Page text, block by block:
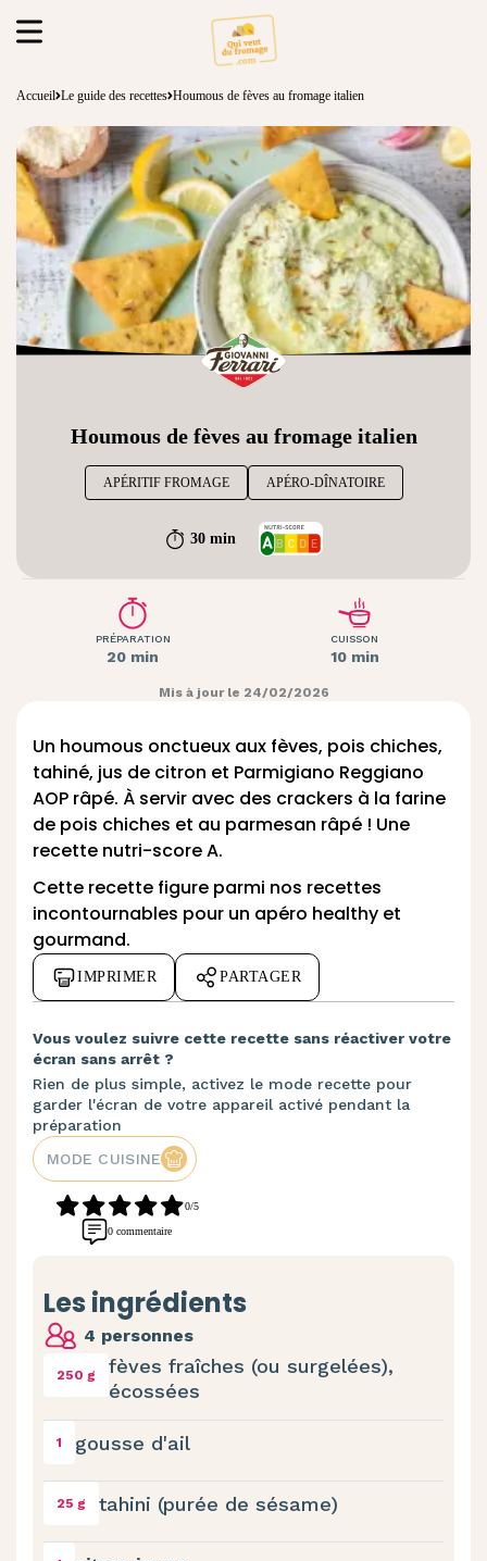
Accueil Le guide des recettes Houmous de fèves au fromage italien
Houmous de fèves au fromage italien
APÉRITIF FROMAGE APÉRO-DÎNATOIRE
30 min
PRÉPARATION
20 min
CUISSON
10 min
Mis à jour le 24/02/2026
Un houmous onctueux aux fèves, pois chiches,
tahiné, jus de citron et Parmigiano Reggiano
AOP râpé. À servir avec des crackers à la farine
de pois chiches et au parmesan râpé ! Une
recette nutri-score A.
Cette recette figure parmi nos recettes
incontournables pour un apéro healthy et
gourmand.
IMPRIMER PARTAGER
Vous voulez suivre cette recette sans réactiver votre
écran sans arrêt ?
Rien de plus simple, activez le mode recette pour
garder l'écran de votre appareil activé pendant la
préparation
MODE CUISINE
0/5
0 commentaire
Les ingrédients
4 personnes
250 g
fèves fraîches (ou surgelées),
écossées
1 gousse d'ail
25 g tahini (purée de sésame)